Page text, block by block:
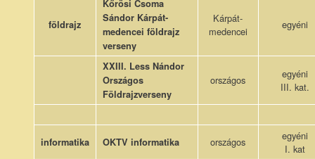
földrajz
Kőrösi Csoma
Sándor Kárpát-
medencei földrajz
verseny
Kárpát-
medencei
egyéni
XXIII. Less Nándor
Országos
Földrajzverseny
országos
egyéni
III. kat.
informatika OKTV informatika országos
egyéni
I. kat